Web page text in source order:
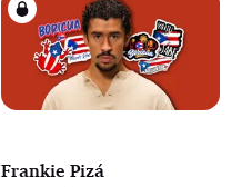
Frankie Pizá